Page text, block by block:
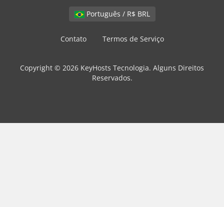
Português / R$ BRL
Contato Termos de Serviço
Copyright © 2026 KeyHosts Tecnologia. Alguns Direitos
Reservados.